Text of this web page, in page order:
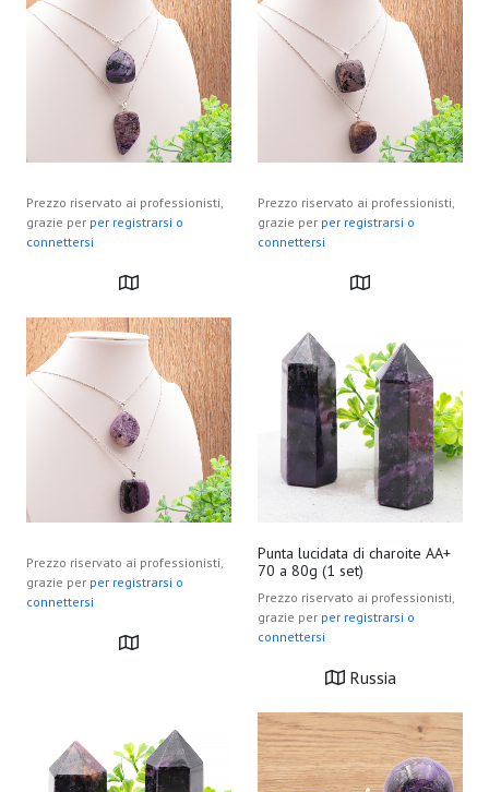
Prezzo riservato ai professionisti,
grazie per per registrarsi o
connettersi
Prezzo riservato ai professionisti,
grazie per per registrarsi o
connettersi
Prezzo riservato ai professionisti,
grazie per per registrarsi o
connettersi
Punta lucidata di charoite AA+
70 a 80g (1 set)
Prezzo riservato ai professionisti,
grazie per per registrarsi o
connettersi
Russia